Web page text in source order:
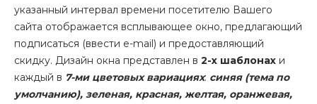
указанный интервал времени посетителю Вашего
сайта отображается всплывающее окно, предлагающий
подписаться (ввести e-mail) и предоставляющий
скидку. Дизайн окна представлен в 2-х шаблонах и
каждый в 7-ми цветовых вариациях: синяя (тема по
умолчанию), зеленая, красная, желтая, оранжевая,